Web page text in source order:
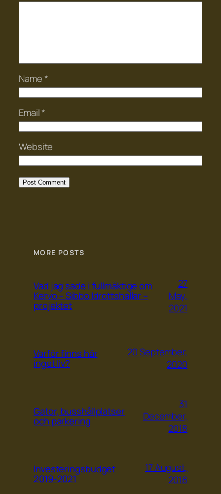
Name*
Email*
Website
MORE POSTS
Vad jag sade i fullmäktige om
Kervo – Sibbo Idrottshallar –
projektet
27
May,
2021
Varför finns här
inget liv?
20 September,
2020
Gator, busshållplatser
och parkering
31
December,
2018
Investeringsbudget
2019-2021
17 August,
2018